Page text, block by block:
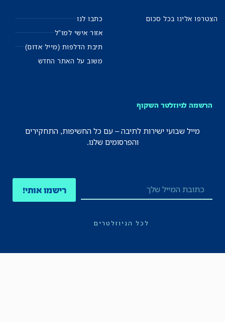
הצטרפו אלינו בכל סכום
כתבו לנו
אזור אישי למו"ל
תיבת הדלפות (מייל אדום)
משוב על האתר החדש
הרשמה לניוזלטר השקוף
מייל שבועי ישירות לתיבה – עם כל החשיפות, התחקירים
והפרסומים שלנו.
רישמו אותי!
לכל הניוזלטרים